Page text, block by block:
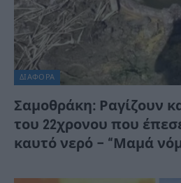
ΔΙΆΦΟΡΑ
Σαμοθράκη: Ραγίζουν
του 22χρονου που
καυτό νερό – “Μαμά